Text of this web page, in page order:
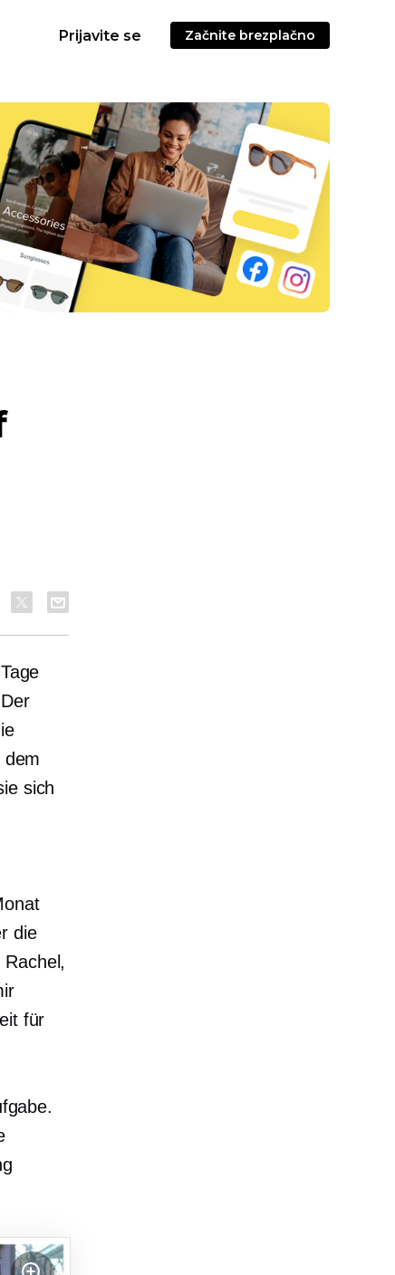
Prijavite se Začnite brezplačno
dem
sich
die
für